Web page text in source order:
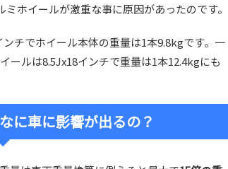
ホイールが激重な事に原因があったのです。
チでホイール本体の重量は1本9.8kgです。一
ールは8.5Jx18インチで重量は1本12.4kgにも
に車に影響が出るの？